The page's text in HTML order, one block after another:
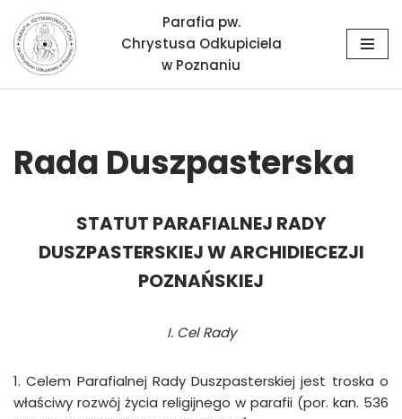
Przejdź
do
Parafia pw.
Chrystusa Odkupiciela
w Poznaniu
Rada Duszpasterska
STATUT PARAFIALNEJ RADY
DUSZPASTERSKIEJW ARCHIDIECEZJI
POZNAŃSKIEJ
I. Cel Rady
1. Celem Parafialnej Rady Duszpasterskiej jest troska o
właściwy rozwój życia religijnego w parafii (por. kan. 536